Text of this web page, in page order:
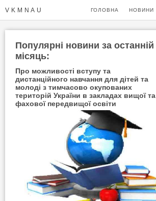
VKMNAU ГОЛОВНА НОВИНИ
Популярні новини за останнiй
мiсяць:
Про можливості вступу та
дистанційного навчання для дітей та
молоді з тимчасово окупованих
територій України в закладах вищої та
фахової передвищої освіти